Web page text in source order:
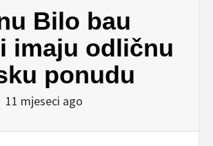
Bilo bau
imaju odličnu
ponudu
11 mjeseci ago